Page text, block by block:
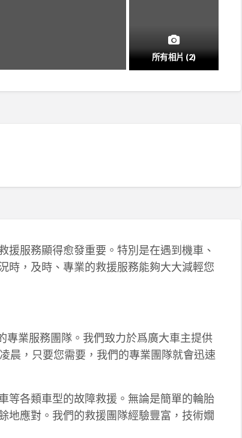
所有相片 (2)
服務顯得愈發重要。特別是在遇到機車、
時，及時、專業的救援服務能夠大大減輕您
專業服務團隊。我們致力於爲廣大車主提供
晨，只要您需要，我們的專業團隊就會迅速
等各類車型的故障救援。無論是簡單的輪胎
地應對。我們的救援團隊經驗豐富，技術嫺